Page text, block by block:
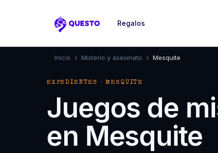
Questo
Regalos
Inicio › Misterio y asesinato › Mesquite
EXPEDIENTES · MESQUITE
Juegos de
en Mesquite